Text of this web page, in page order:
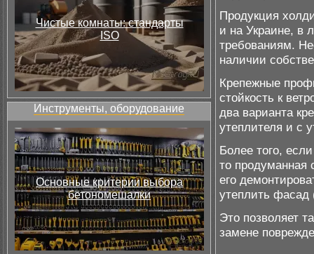
Чистые комнаты: стандарты
ISO
Инструменты, оборудование
Основные критерии выбора
бетономешалки
Продукция
и на Украине, в
требованиям.
наличии
Крепежные
стойкость к
два варианта
утеплителя и с
Более того,
то продуманная
его
утеплить фасад
Это позволяет
замене